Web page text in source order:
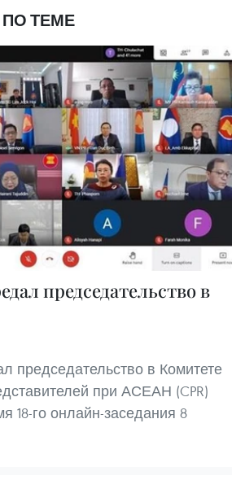
ТЕМЕ
председательство в
председательство в Комитете
при АСЕАН (CPR)
18-го онлайн-заседания 8